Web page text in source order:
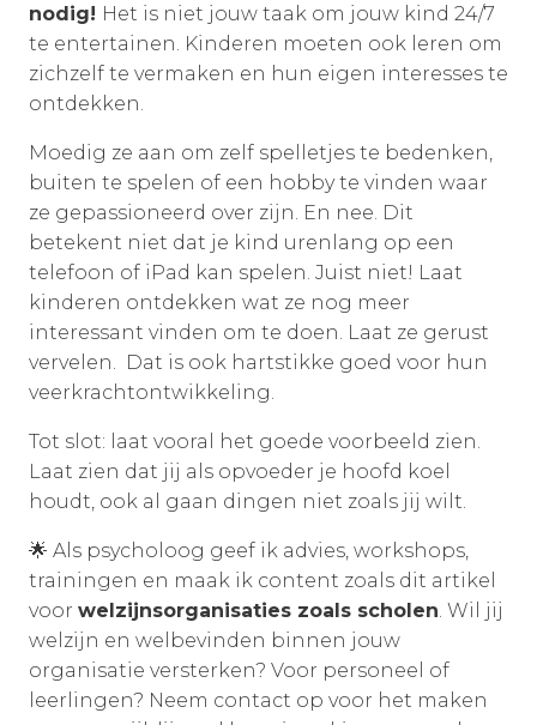
nodig! Het is niet jouw taak om jouw kind 24/7
te entertainen. Kinderen moeten ook leren om
zichzelf te vermaken en hun eigen interesses te
ontdekken.
Moedig ze aan om zelf spelletjes te bedenken,
buiten te spelen of een hobby te vinden waar
ze gepassioneerd over zijn. En nee. Dit
betekent niet dat je kind urenlang op een
telefoon of iPad kan spelen. Juist niet! Laat
kinderen ontdekken wat ze nog meer
interessant vinden om te doen. Laat ze gerust
vervelen. Dat is ook hartstikke goed voor hun
veerkrachtontwikkeling.
Tot slot: laat vooral het goede voorbeeld zien.
Laat zien dat jij als opvoeder je hoofd koel
houdt, ook al gaan dingen niet zoals jij wilt.
🌟 Als psycholoog geef ik advies, workshops,
trainingen en maak ik content zoals dit artikel
voor welzijnsorganisaties zoals scholen . Wil jij
welzijn en welbevinden binnen jouw
organisatie versterken? Voor personeel of
leerlingen? Neem contact op voor het maken